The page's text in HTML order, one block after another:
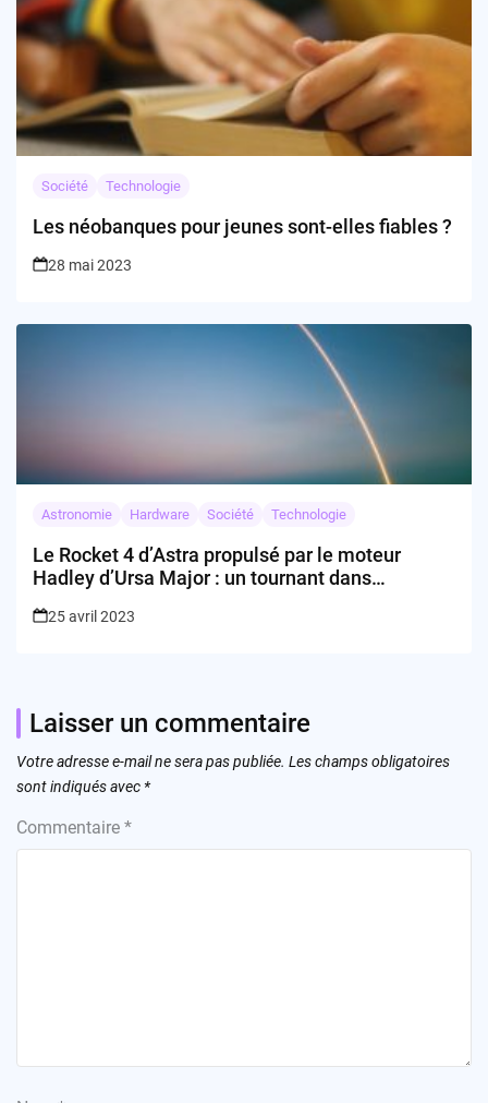
Société Technologie
Les néobanques pour jeunes sont-elles fiables ?
28 mai 2023
Astronomie Hardware Société Technologie
Le Rocket 4 d’Astra propulsé par le moteur
Hadley d’Ursa Major : un tournant dans
25 avril 2023
Laisser un commentaire
Votre adresse e-mail ne sera pas publiée. Les champs obligatoires
sont indiqués avec *
Commentaire *